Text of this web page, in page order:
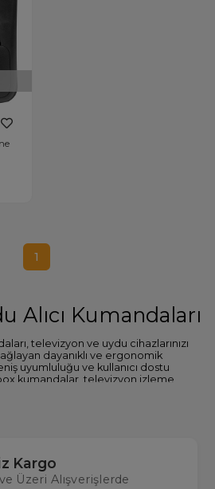
1
Alıcı Kumandaları
televizyon ve uydu cihazlarınızı
dayanıklı ve ergonomik
uyumluluğu ve kullanıcı dostu
kumandalar, televizyon izleme
kumandaları, farklı uydu alıcı
çalışacak şekilde tasarlanmıştır.
Elinize rahat oturan ve uzun süreli
Kargo
Üzeri Alışverişlerde